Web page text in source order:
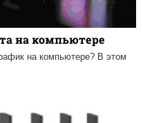
на компьютере
на компьютере? В этом